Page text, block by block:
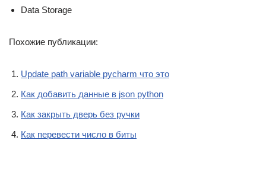
Data Storage
Похожие публикации:
Update path variable pycharm что это
Как добавить данные в json python
Как закрыть дверь без ручки
Как перевести число в биты